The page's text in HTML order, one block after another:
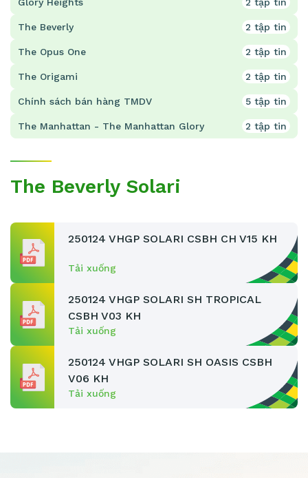
The Beverly 2 tập tin
The Opus One 2 tập tin
The Origami 2 tập tin
Chính sách bán hàng TMDV 5 tập tin
The Manhattan - The Manhattan Glory 2 tập tin
The Beverly Solari
250124 VHGP SOLARI CSBH CH V15 KH
Tải xuống
250124 VHGP SOLARI SH TROPICAL
CSBH V03 KH
Tải xuống
250124 VHGP SOLARI SH OASIS CSBH
V06 KH
Tải xuống